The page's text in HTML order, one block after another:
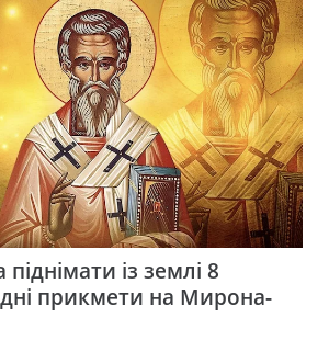
із землі 8
прикмети на Мирона-